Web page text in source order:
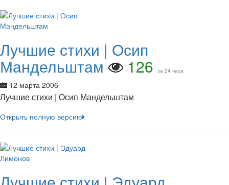
Лучшие стихи | Осип
Мандельштам 126 за 24 часа
12 марта 2006
Лучшие стихи | Осип Мандельштам
Открыть полную версию